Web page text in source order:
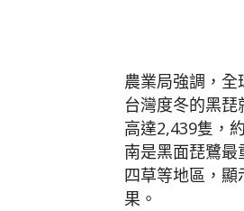
農業局強調，
台灣度冬的黑
高達2,439隻，
南是黑面琵鷺
四草等地區，
果。